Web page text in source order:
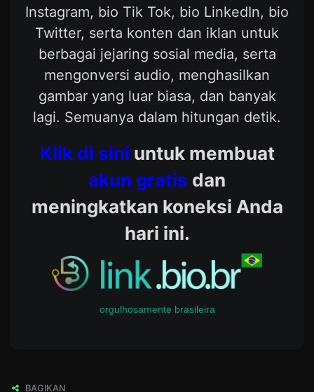
Instagram, bio Tik Tok, bio LinkedIn, bio
Twitter, serta konten dan iklan untuk
berbagai jejaring sosial media, serta
mengonversi audio, menghasilkan
gambar yang luar biasa, dan banyak
lagi. Semuanya dalam hitungan detik.
Klik di sini untuk membuat
akun gratis dan
meningkatkan koneksi Anda
hari ini.
orgulhosamente brasileira
BAGIKAN